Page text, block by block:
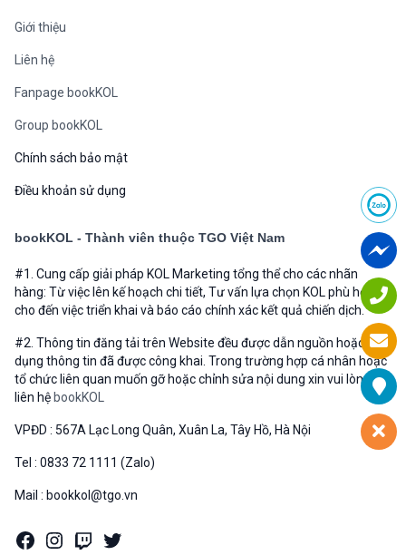
Giới thiệu
Liên hệ
Fanpage bookKOL
Group bookKOL
Chính sách bảo mật
Điều khoản sử dụng
bookKOL - Thành viên thuộc TGO Việt Nam
#1. Cung cấp giải pháp KOL Marketing tổng thể cho các nhãn
hàng: Từ việc lên kế hoạch chi tiết, Tư vấn lựa chọn KOL phù hợp
cho đến việc triển khai và báo cáo chính xác kết quả chiến dịch.
#2. Thông tin đăng tải trên Website đều được dẫn nguồn hoặc sử
dụng thông tin đã được công khai. Trong trường hợp cá nhân hoặc
tổ chức liên quan muốn gỡ hoặc chỉnh sửa nội dung xin vui lòng
liên hệ bookKOL
VPĐD : 567A Lạc Long Quân, Xuân La, Tây Hồ, Hà Nội
Tel : 0833 72 1111 (Zalo)
Mail : bookkol@tgo.vn